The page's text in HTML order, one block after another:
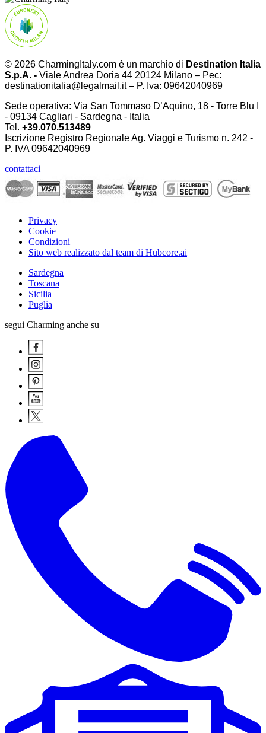
© 2026 CharmingItaly.com è un marchio di Destination Italia
S.p.A. - Viale Andrea Doria 44 20124 Milano – Pec:
destinationitalia@legalmail.it – P. Iva: 09642040969
Sede operativa: Via San Tommaso D’Aquino, 18 - Torre Blu I
- 09134 Cagliari - Sardegna - Italia
Tel. +39.070.513489
Iscrizione Registro Regionale Ag. Viaggi e Turismo n. 242 -
P. IVA09642040969
contattaci
Privacy
Cookie
Condizioni
Sito web realizzato dal team di Hubcore.ai
Sardegna
Toscana
Sicilia
Puglia
segui Charming anche su